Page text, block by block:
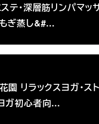
テ・深層筋リンパマッ
ぎ蒸し&#…
園 リラックスヨガ・ス
ガ初心者向…